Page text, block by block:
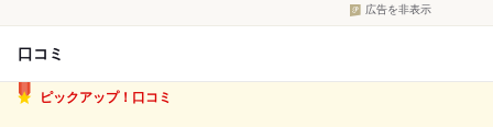
広告を非表示
口コミ
ピックアップ！口コミ